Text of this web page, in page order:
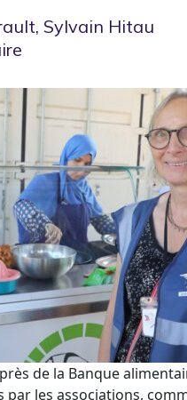
Sylvain Hitau
de la Banque
les associations,